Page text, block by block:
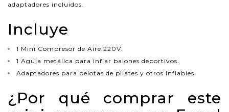
adaptadores incluidos.
Incluye
1 Mini Compresor de Aire 220V.
1 Aguja metálica para inflar balones deportivos.
Adaptadores para pelotas de pilates y otros inflables.
¿Por qué comprar este